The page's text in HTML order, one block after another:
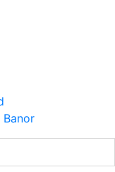
Banor